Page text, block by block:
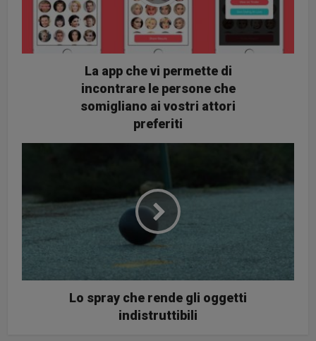
La app che vi permette di
incontrare le persone che
somigliano ai vostri attori
preferiti
Lo spray che rende gli oggetti
indistruttibili